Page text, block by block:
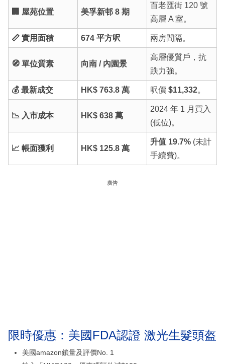
🏢 屋苑位置 美孚新邨 8 期
百老匯街 120 號
高層 A 室。
📏 實用面積 674 平方呎 兩房間隔。
🧭 單位質素 向南 / 內園景
高層優質戶，抗
跌力強。
💰 最新成交 HK$ 763.8 萬 呎價 $11,332。
📉 入市成本 HK$ 638 萬
2024 年 1 月買入
(低位)。
📈 帳面獲利 HK$ 125.8 萬
升值 19.7%(未計
手續費)。
廣告
限時優惠：美國FDA認證 激光生髮頭盔
美國amazon鎖量及評價No. 1